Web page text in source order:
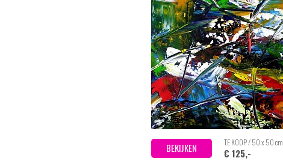
BEKIJKEN TE KOOP / 50 x 50 cm
€ 125,-